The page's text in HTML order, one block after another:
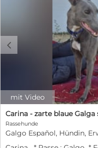
c
mit Video
Rassehunde
Galgo Español, Hündin,